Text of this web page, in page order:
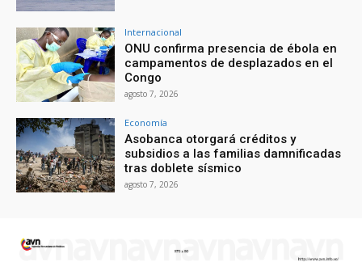
Internacional
ONU confirma presencia de ébola en
campamentos de desplazados en el
Congo
agosto 7, 2026
Economía
Asobanca otorgará créditos y
subsidios a las familias damnificadas
tras doblete sísmico
agosto 7, 2026